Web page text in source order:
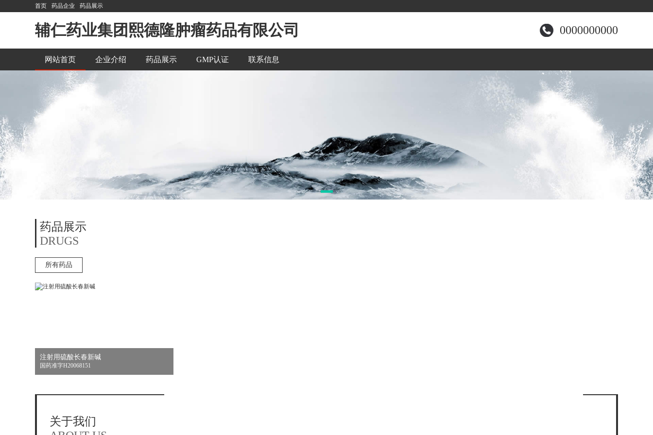
首页 药品企业 药品展示
辅仁药业集团熙德隆肿瘤药品有限公司 0000000000
网站首页 企业介绍 药品展示 GMP认证 联系信息
药品展示
DRUGS
所有药品
注射用硫酸长春新碱
国药准字H20068151
关于我们